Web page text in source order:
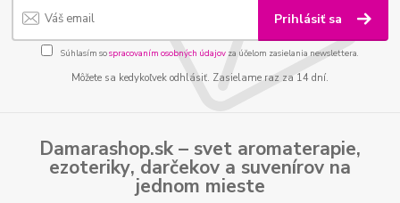
Prihlásiť sa
Súhlasím sospracovaním osobných údajov za účelom zasielania newslettera.
Môžete sa kedykoľvek odhlásiť. Zasielame raz za 14 dní.
Damarashop.sk – svet aromaterapie,
ezoteriky, darčekov a suvenírov na
jednom mieste